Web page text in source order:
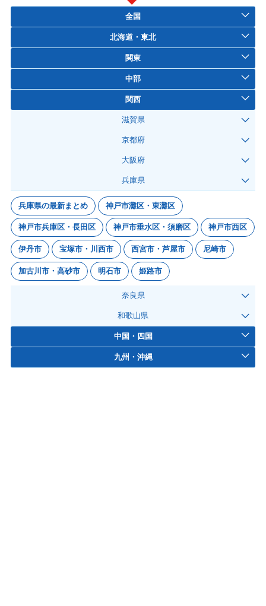
全国
北海道・東北
関東
中部
関西
滋賀県
京都府
大阪府
兵庫県
兵庫県の最新まとめ 神戸市灘区・東灘区
神戸市兵庫区・長田区 神戸市垂水区・須磨区 神戸市西区
伊丹市 宝塚市・川西市 西宮市・芦屋市 尼崎市
加古川市・高砂市 明石市 姫路市
奈良県
和歌山県
中国・四国
九州・沖縄